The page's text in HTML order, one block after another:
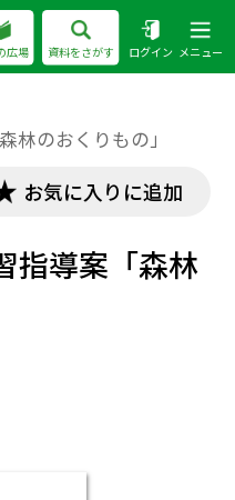
広場 資料をさがす ログイン メニュー
林のおくりもの」
お気に入りに追加
指導案「森林